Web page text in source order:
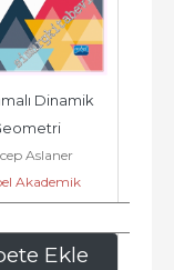
Ekle
Dinamik
- İnsan
Sever -
Aslaner
Akademik
,00